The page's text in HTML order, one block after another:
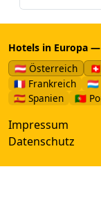
Hotels in Europa
🇦🇹 Österreich
🇫🇷 Frankreich
🇱🇺
🇪🇸 Spanien
🇵🇹
Impressum
Datenschutz